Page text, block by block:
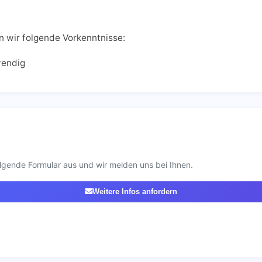
wir folgende Vorkenntnisse:
Formular aus und wir melden uns bei Ihnen.
Weitere Infos anfordern